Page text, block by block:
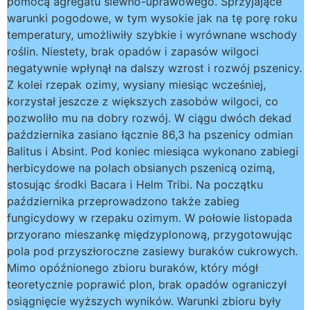
warunki pogodowe, w tym wysokie jak na tę porę roku
temperatury, umożliwiły szybkie i wyrównane wschody
roślin. Niestety, brak opadów i zapasów wilgoci
negatywnie wpłynął na dalszy wzrost i rozwój pszenicy.
Z kolei rzepak ozimy, wysiany miesiąc wcześniej,
korzystał jeszcze z większych zasobów wilgoci, co
pozwoliło mu na dobry rozwój. W ciągu dwóch dekad
października zasiano łącznie 86,3 ha pszenicy odmian
Balitus i Absint. Pod koniec miesiąca wykonano zabiegi
herbicydowe na polach obsianych pszenicą ozimą,
stosując środki Bacara i Helm Tribi. Na początku
października przeprowadzono także zabieg
fungicydowy w rzepaku ozimym. W połowie listopada
przyorano mieszankę międzyplonową, przygotowując
pola pod przyszłoroczne zasiewy buraków cukrowych.
Mimo opóźnionego zbioru buraków, który mógł
teoretycznie poprawić plon, brak opadów ograniczył
osiągnięcie wyższych wyników. Warunki zbioru były